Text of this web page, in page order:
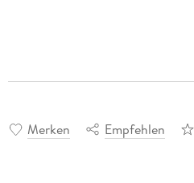
Merken Empfehlen